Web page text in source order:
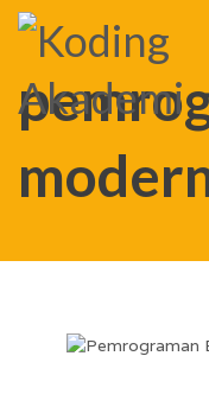
HOME PEMROGRAMAN